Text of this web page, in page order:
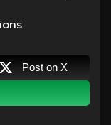
Post on X